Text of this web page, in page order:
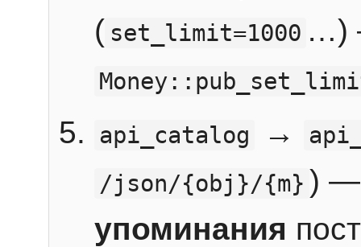
( set_limit=1000 …)
api_catalog
→
/json/{obj}/{m} ) —
упоминания